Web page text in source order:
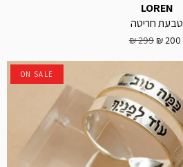
LOREN
טבעת חריטה
200 ₪
299 ₪
ON SALE